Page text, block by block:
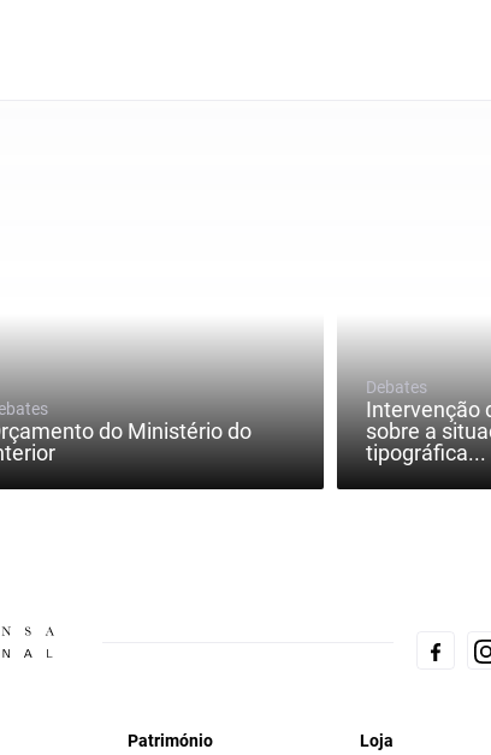
do Ministério do
Debates
Intervenção
sobre a
tipográfica...
Património
Loja